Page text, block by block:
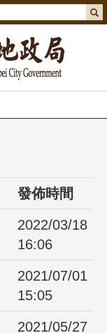
發佈時間
2022/03/18
16:06
2021/07/01
15:05
2021/05/27